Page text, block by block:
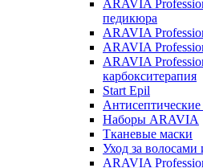
ARAVIA
педикюра
ARAVIA
ARAVIA
ARAVIA
карбокситерапия
Start Epil
Антисептические
Наборы ARAVIA
Тканевые маски
Уход за
ARAVIA